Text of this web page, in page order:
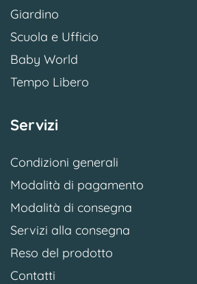
Giardino
Scuola e Ufficio
Baby World
Tempo Libero
Servizi
Condizioni generali
Modalità di pagamento
Modalità di consegna
Servizi alla consegna
Reso del prodotto
Contatti